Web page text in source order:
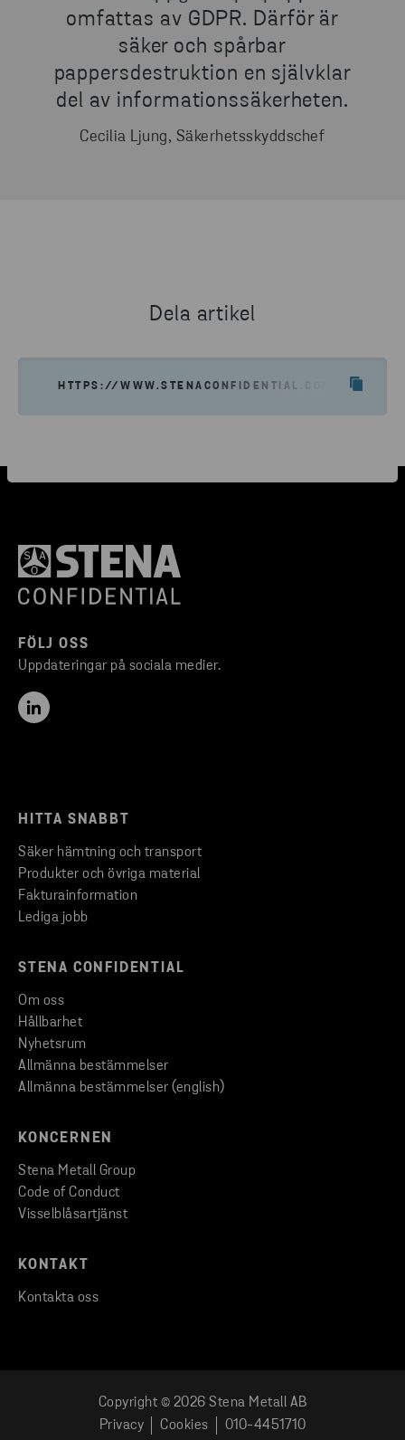
FÅ OFFERT
omfattas av GDPR. Därför är
säker och spårbar
pappersdestruktion en självklar
del av informationssäkerheten.
Cecilia Ljung, Säkerhetsskyddschef
Dela artikel
HTTPS://WWW.STENACONFIDENTIAL.COM/SV/
FÖLJ OSS
Uppdateringar på sociala medier.
HITTA SNABBT
Säker hämtning och transport
Produkter och övriga material
Fakturainformation
Lediga jobb
STENA CONFIDENTIAL
Om oss
Hållbarhet
Nyhetsrum
Allmänna bestämmelser
Allmänna bestämmelser (english)
KONCERNEN
Stena Metall Group
Code of Conduct
Visselblåsartjänst
KONTAKT
Kontakta oss
Copyright © 2026 Stena Metall AB
Privacy
Cookies 010-4451710